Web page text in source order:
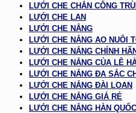
LƯỚI CHE CHẮN CÔNG
LƯỚI CHE LAN
LƯỚI CHE NẮNG
LƯỚI CHE NẮNG AO NUÔI
LƯỚI CHE NẮNG CHÍNH
LƯỚI CHE NẮNG CỦA LÊ
LƯỚI CHE NẮNG ĐA SẮC
LƯỚI CHE NẮNG ĐÀI LOAN
LƯỚI CHE NẮNG GIÁ RẺ
LƯỚI CHE NẮNG HÀN